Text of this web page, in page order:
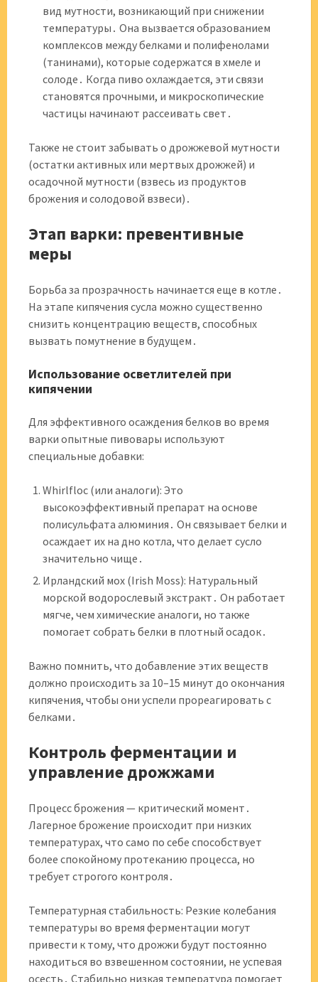
вид мутности, возникающий при снижении
температуры․ Она вызвается образованием
комплексов между белками и полифенолами
(танинами), которые содержатся в хмеле и
солоде․ Когда пиво охлаждается, эти связи
становятся прочными, и микроскопические
частицы начинают рассеивать свет․
Также не стоит забывать о дрожжевой мутности
(остатки активных или мертвых дрожжей) и
осадочной мутности (взвесь из продуктов
брожения и солодовой взвеси)․
Этап варки: превентивные
меры
Борьба за прозрачность начинается еще в котле․
На этапе кипячения сусла можно существенно
снизить концентрацию веществ, способных
вызвать помутнение в будущем․
Использование осветлителей при
кипячении
Для эффективного осаждения белков во время
варки опытные пивовары используют
специальные добавки:
Whirlfloc (или аналоги): Это
высокоэффективный препарат на основе
полисульфата алюминия․ Он связывает белки и
осаждает их на дно котла, что делает сусло
значительно чище․
Ирландский мох (Irish Moss): Натуральный
морской водорослевый экстракт․ Он работает
мягче, чем химические аналоги, но также
помогает собрать белки в плотный осадок․
Важно помнить, что добавление этих веществ
должно происходить за 10–15 минут до окончания
кипячения, чтобы они успели прореагировать с
белками․
Контроль ферментации и
управление дрожжами
Процесс брожения — критический момент․
Лагерное брожение происходит при низких
температурах, что само по себе способствует
более спокойному протеканию процесса, но
требует строгого контроля․
Температурная стабильность: Резкие колебания
температуры во время ферментации могут
привести к тому, что дрожжи будут постоянно
находиться во взвешенном состоянии, не успевая
осесть․ Стабильно низкая температура помогает